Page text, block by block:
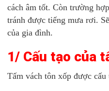
cách âm tốt. Còn trường
tránh được tiếng mưa rơi.
của gia đình.
1/ Cấu tạo của
Tấm vách tôn xốp được